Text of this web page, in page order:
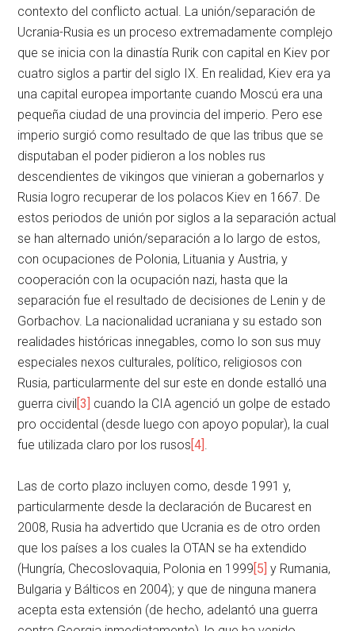
contexto del conflicto actual. La unión/separación de
Ucrania-Rusia es un proceso extremadamente complejo
que se inicia con la dinastía Rurik con capital en Kiev por
cuatro siglos a partir del siglo IX. En realidad, Kiev era ya
una capital europea importante cuando Moscú era una
pequeña ciudad de una provincia del imperio. Pero ese
imperio surgió como resultado de que las tribus que se
disputaban el poder pidieron a los nobles rus
descendientes de vikingos que vinieran a gobernarlos y
Rusia logro recuperar de los polacos Kiev en 1667. De
estos periodos de unión por siglos a la separación actual
se han alternado unión/separación a lo largo de estos,
con ocupaciones de Polonia, Lituania y Austria, y
cooperación con la ocupación nazi, hasta que la
separación fue el resultado de decisiones de Lenin y de
Gorbachov. La nacionalidad ucraniana y su estado son
realidades históricas innegables, como lo son sus muy
especiales nexos culturales, político, religiosos con
Rusia, particularmente del sur este en donde estalló una
guerra civil[3] cuando la CIA agenció un golpe de estado
pro occidental (desde luego con apoyo popular), la cual
fue utilizada claro por los rusos[4]
Las de corto plazo incluyen como, desde 1991 y,
particularmente desde la declaración de Bucarest en
2008, Rusia ha advertido que Ucrania es de otro orden
que los países a los cuales la OTAN se ha extendido
(Hungría, Checoslovaquia, Polonia en 1999[5] y Rumania,
Bulgaria y Bálticos en 2004); y que de ninguna manera
acepta esta extensión (de hecho, adelantó una guerra